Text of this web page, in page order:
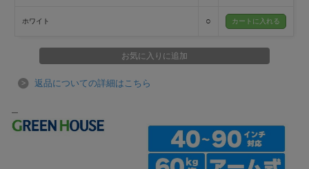
ホワイト ○
返品についての詳細はこちら